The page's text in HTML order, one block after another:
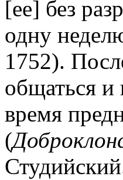
[ее] без
одну
1752).
общаться
время
(